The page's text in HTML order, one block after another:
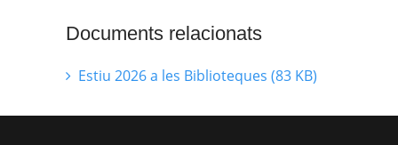
Documents relacionats
Estiu 2026 a les Biblioteques (83 KB)